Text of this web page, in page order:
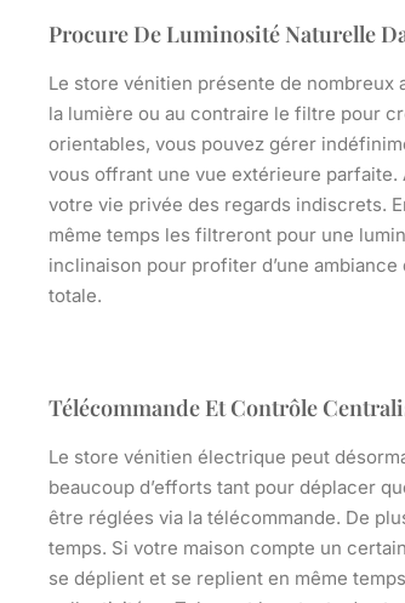
Procure De Luminosité Naturelle
Le store vénitien présente de nombreux
la lumière ou au contraire le filtre pour
orientables, vous pouvez gérer
vous offrant une vue extérieure parfaite.
votre vie privée des regards indiscrets.
même temps les filtreront pour une
inclinaison pour profiter d’une
totale.
Télécommande Et Contrôle
Le store vénitien électrique peut
beaucoup d’efforts tant pour déplacer
être réglées via la télécommande. De
temps. Si votre maison compte un
se déplient et se replient en même